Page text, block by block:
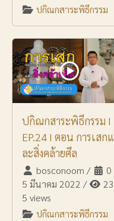
ปกิณกสาระพิธีกรรม
ปกิณกสาระพิธีกรรม I
EP.24 I ตอน การเสกแ
ละสิ่งคล้ายศีล
bosconoom /
0
5 มีนาคม 2022 /
23
5 views
ปกิณกสาระพิธีกรรม